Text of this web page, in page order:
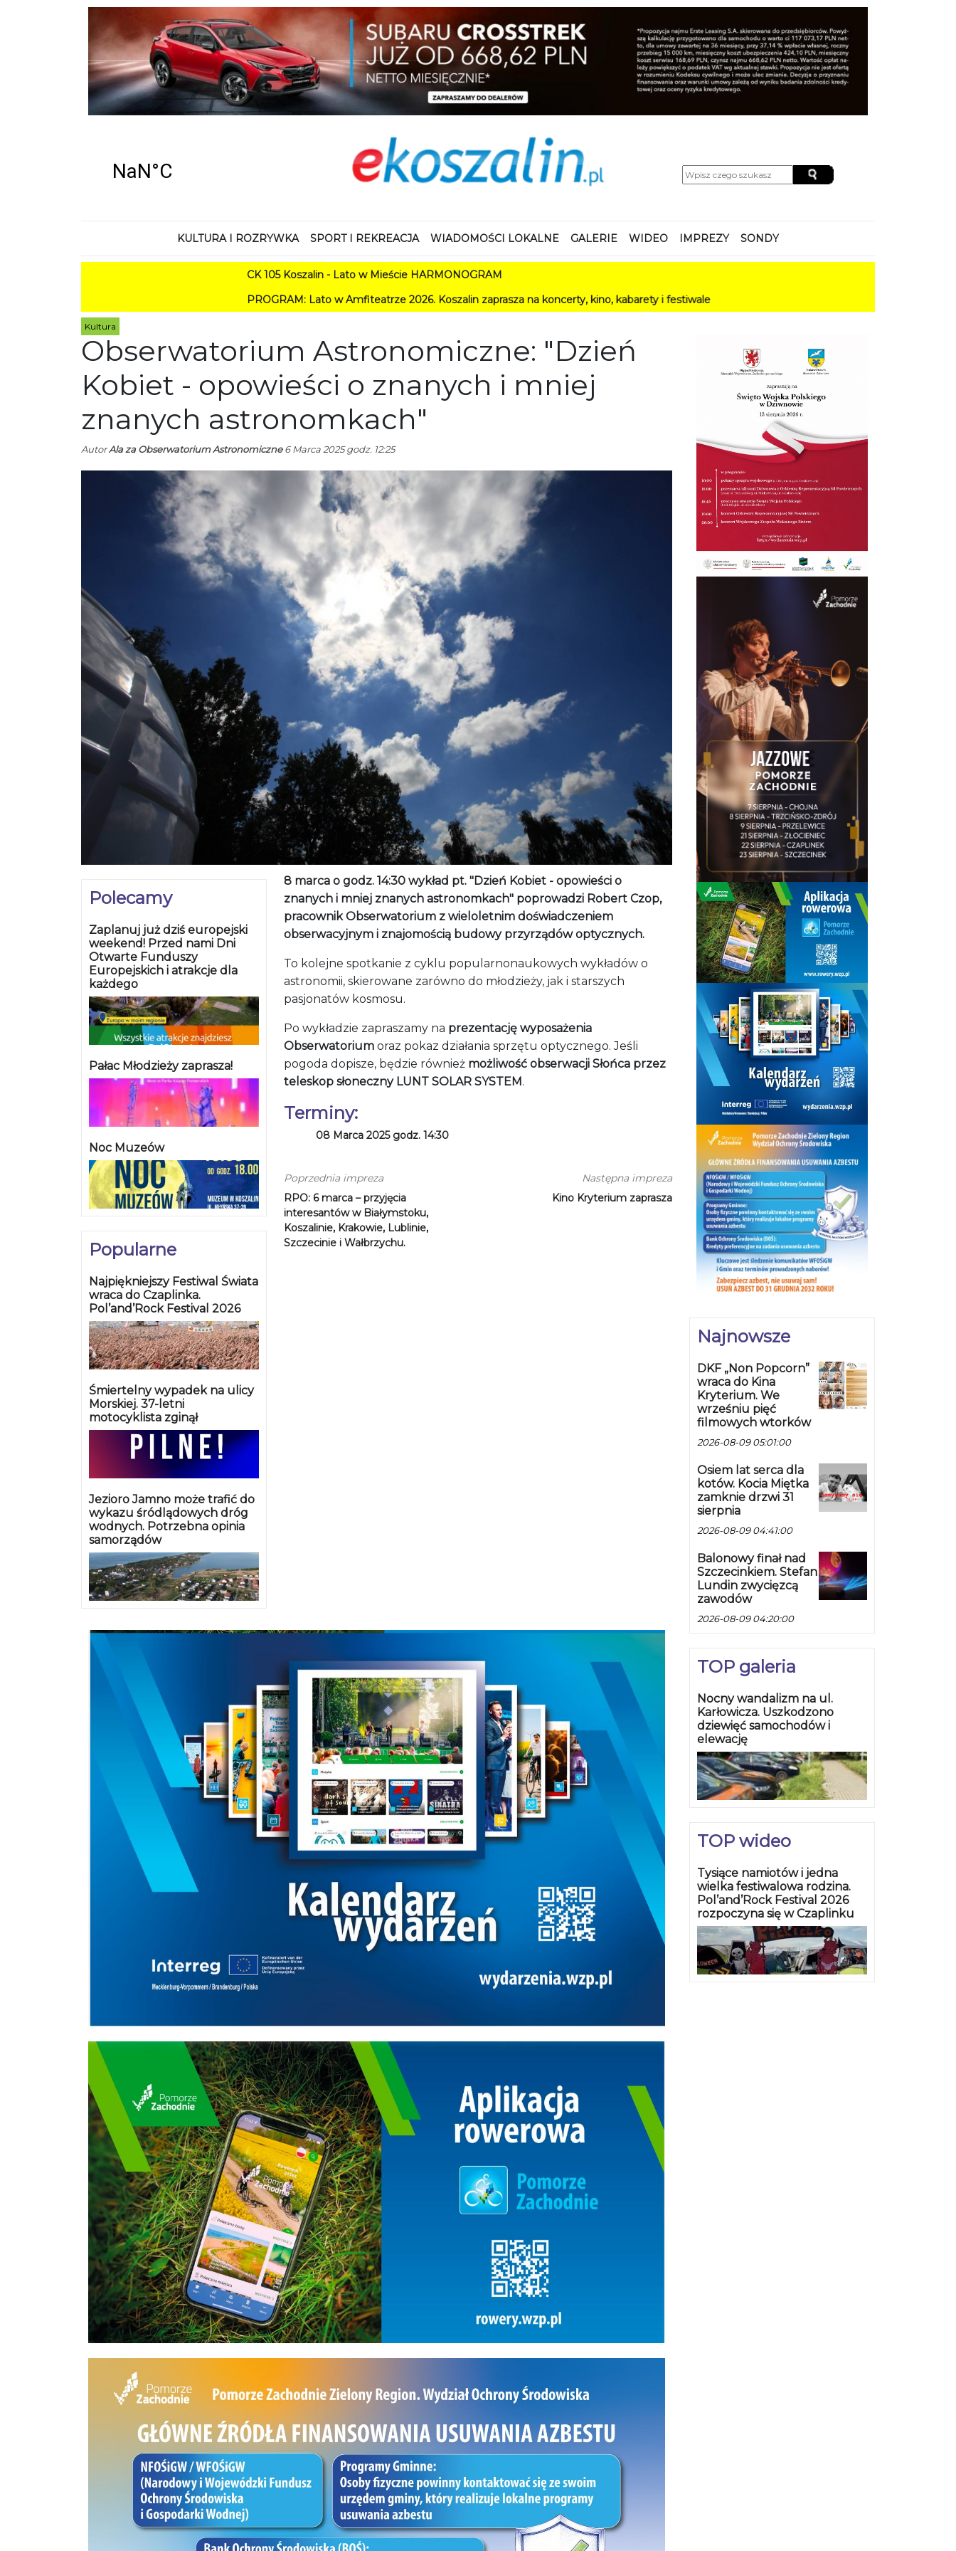
KULTURA I ROZRYWKA SPORT I REKREACJA WIADOMOŚCI LOKALNE GALERIE WIDEO IMPREZY SONDY
CK 105 Koszalin - Lato w Mieście HARMONOGRAM
PROGRAM: Lato w Amfiteatrze 2026. Koszalin zaprasza na koncerty, kino, kabarety i festiwale
Kultura
Obserwatorium Astronomiczne: "Dzień
Kobiet - opowieści o znanych i mniej
znanych astronomkach"
AutorAla za Obserwatorium Astronomiczne6 Marca 2025 godz. 12:25
Polecamy
Zaplanuj już dziś europejski
weekend! Przed nami Dni
Otwarte Funduszy
Europejskich i atrakcje dla
każdego
Pałac Młodzieży zaprasza!
Noc Muzeów
Popularne
Najpiękniejszy Festiwal Świata
wraca do Czaplinka.
Pol’and’Rock Festival 2026
Śmiertelny wypadek na ulicy
Morskiej. 37-letni
motocyklista zginął
Jezioro Jamno może trafić do
wykazu śródlądowych dróg
wodnych. Potrzebna opinia
samorządów
8 marca o godz. 14:30 wykład pt. "Dzień Kobiet - opowieści o
znanych i mniej znanych astronomkach" poprowadzi Robert Czop,
pracownik Obserwatorium z wieloletnim doświadczeniem
obserwacyjnym i znajomością budowy przyrządów optycznych.
To kolejne spotkanie z cyklu popularnonaukowych wykładów o
astronomii, skierowane zarówno do młodzieży, jak i starszych
pasjonatów kosmosu.
Po wykładzie zapraszamy na prezentację wyposażenia
Obserwatoriumoraz pokaz działania sprzętu optycznego. Jeśli
pogoda dopisze, będzie również możliwość obserwacji Słońca przez
teleskop słoneczny LUNT SOLAR SYSTEM .
Terminy:
08 Marca 2025 godz. 14:30
Poprzednia impreza
RPO: 6 marca – przyjęcia
interesantów w Białymstoku,
Koszalinie, Krakowie, Lublinie,
Szczecinie i Wałbrzychu.
Następna impreza
Kino Kryterium zaprasza
Najnowsze
DKF „Non Popcorn”
wraca do Kina
Kryterium. We
wrześniu pięć
filmowych wtorków
2026-08-09 05:01:00
Osiem lat serca dla
kotów. Kocia Miętka
zamknie drzwi 31
sierpnia
2026-08-09 04:41:00
Balonowy finał nad
Szczecinkiem. Stefan
Lundin zwycięzcą
zawodów
2026-08-09 04:20:00
TOP galeria
Nocny wandalizm na ul.
Karłowicza. Uszkodzono
dziewięć samochodów i
elewację
TOP wideo
Tysiące namiotów i jedna
wielka festiwalowa rodzina.
Pol’and’Rock Festival 2026
rozpoczyna się w Czaplinku